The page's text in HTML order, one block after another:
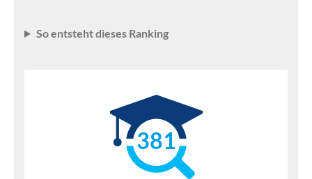
So entsteht dieses Ranking
381